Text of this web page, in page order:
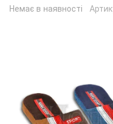
Немає в наявності